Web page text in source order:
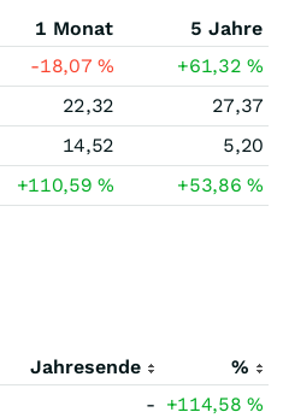
1 Monat
5 Jahre
-18,07% +61,32%
22,32
27,37
14,52
5,20
+110,59% +53,86%
Jahresende
%
- +114,58%